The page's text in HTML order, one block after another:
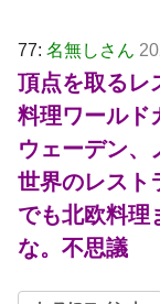
77: 名無しさん
頂点を取る
料理ワール
ウェーデン、
世界のレス
でも北欧料理
な。不思議